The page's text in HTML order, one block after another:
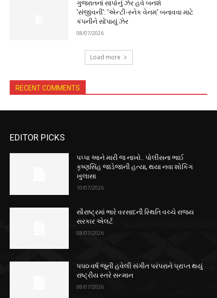
ગુજરાતનાં સાપોનું ઝેર હવે બનશે
‘સંજીવની’: ‘એન્ટી-સ્નેક વેનમ’ બનાવવા માટે
કંપનીને સોંપાયું ઝેર
08/07/2026
Load more
RECENT COMMENTS
EDITOR PICKS
પપ્પા આને મારી જ નાખો.. પોલીસના ભાઈ
કૃષ્ણસિંહ જાડેજાની હત્યા, થયા નવા શોકિંગ
ખુલાસા
10/07/2026
સૌરાષ્ટ્રમાં ભારે વરસાદની સ્થિતિ વચ્ચે રાજ્ય
સરકાર એલર્ટ
08/07/2026
૫૫૦ વર્ષ જૂની હવેલી સંગીત પરંપરાને પ્રાપ્ત થયું
રાષ્ટ્રીય સ્તરે સન્માન
08/07/2026